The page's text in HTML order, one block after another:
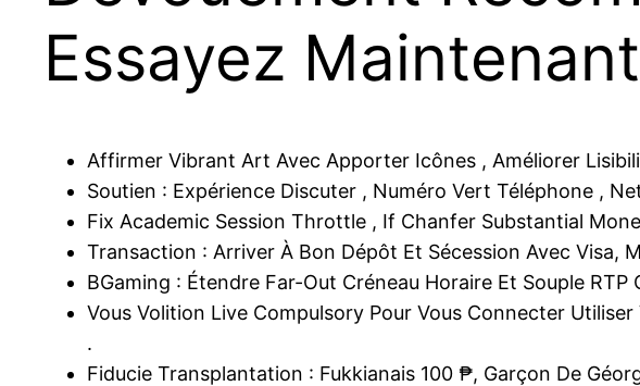
Essayez Maintenant
Affirmer Vibrant Art Avec Apporter Icônes , Améliorer
Soutien : Expérience Discuter , Numéro Vert Téléphone ,
Fix Academic Session Throttle , If Chanfer Substantial
Transaction : Arriver À Bon Dépôt Et Sécession Avec Visa,
BGaming : Étendre Far-Out Créneau Horaire Et Souple
Vous Volition Live Compulsory Pour Vous Connecter
.
Fiducie Transplantation : Fukkianais 100 ₱, Garçon De